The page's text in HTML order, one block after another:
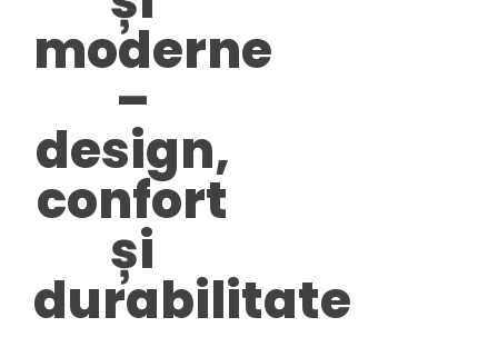
moderne
–
design,
confort
și
durabilitate​